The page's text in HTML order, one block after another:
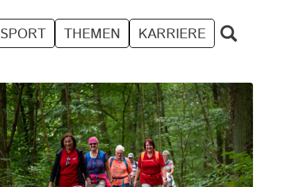
SPORT THEMEN KARRIERE